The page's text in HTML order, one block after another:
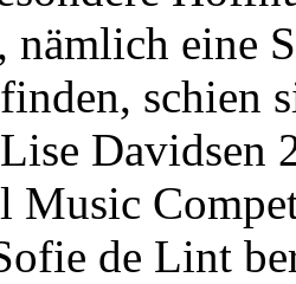
nämlich eine
schien
Davidsen
Music
de Lint